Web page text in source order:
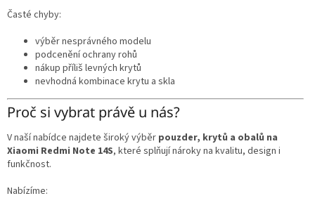
Časté chyby:
výběr nesprávného modelu
podcenění ochrany rohů
nákup příliš levných krytů
nevhodná kombinace krytu a skla
Proč si vybrat právě u nás?
V naší nabídce najdete široký výběr pouzder, krytů a obalů na
Xiaomi Redmi Note 14S, které splňují nároky na kvalitu, design i
funkčnost.
Nabízíme: